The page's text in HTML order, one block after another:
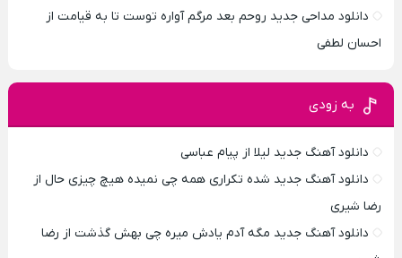
دانلود مداحی جدید روحم بعد مرگم آواره توست تا به قیامت از
احسان لطفی
به زودی
دانلود آهنگ جدید لیلا از پیام عباسی
دانلود آهنگ جدید شده تکراری همه چی نمیده هیچ چیزی حال از
رضا شیری
دانلود آهنگ جدید مگه آدم یادش میره چی بهش گذشت از رضا